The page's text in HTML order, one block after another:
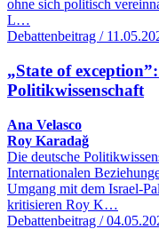
ohne sich politisch
L…
Debattenbeitrag /
„State of
Politikwissenschaft
Ana Velasco
Roy Karadağ
Die deutsche
Internationalen
Umgang mit dem Israel-
kritisieren Roy K…
Debattenbeitrag /